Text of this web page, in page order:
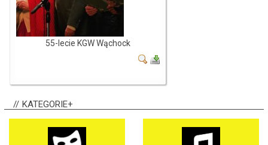
55-lecie KGW Wąchock
KATEGORIE+